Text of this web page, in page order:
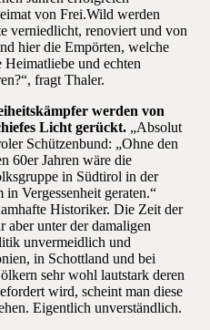
von Frei.Wild werden
verniedlicht, renoviert und von
hier die Empörten, welche
Heimatliebe und echten
fragt Thaler.
werden von
Licht gerückt. „Absolut
Schützenbund: „Ohne den
60er Jahren wäre die
in Südtirol in der
Vergessenheit geraten.“
Historiker. Die Zeit der
aber unter der damaligen
unvermeidlich und
in Schottland und bei
sehr wohl lautstark deren
wird, scheint man diese
Eigentlich unverständlich.